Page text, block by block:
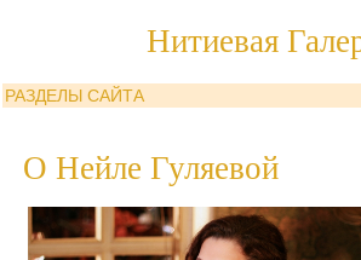
Нитиевая
РАЗДЕЛЫ САЙТА
О Нейле Гуляевой